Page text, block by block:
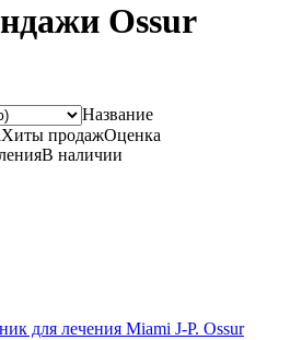
Ossur
Название
Хиты продажОценка
В наличии
для лечения Miami J-P. Ossur